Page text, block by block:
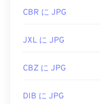
CBR に JPG
JXL に JPG
CBZ に JPG
DIB に JPG